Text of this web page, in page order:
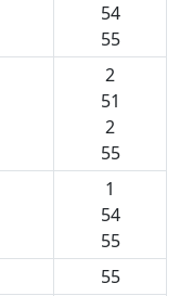
54
55
2
51
2
55
1
54
55
55